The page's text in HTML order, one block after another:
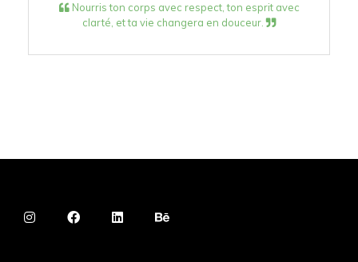
Nourris ton corps avec respect, ton esprit avec
clarté, et ta vie changera en douceur.